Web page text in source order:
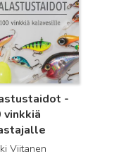
-
vinkkiä
Viitanen